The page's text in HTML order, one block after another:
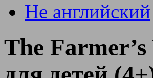
Не английский
The